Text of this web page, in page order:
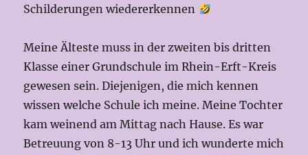
Schilderungen wiedererkennen
Meine Älteste muss in der zweiten bis dritten
Klasse einer Grundschule im Rhein-Erft-Kreis
gewesen sein. Diejenigen, die mich kennen
wissen welche Schule ich meine. Meine Tochter
kam weinend am Mittag nach Hause. Es war
Betreuung von 8-13 Uhr und ich wunderte mich